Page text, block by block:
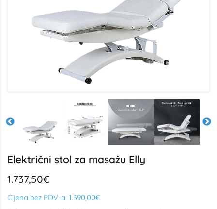
Električni stol za masažu Elly
1.737,50€
Cijena bez PDV-a: 1.390,00€